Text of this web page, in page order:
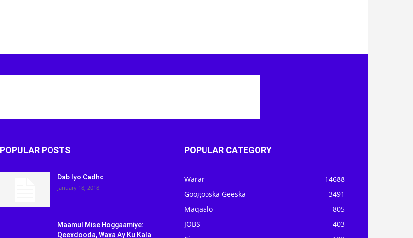
POPULAR POSTS
Dab Iyo Cadho
January 18, 2018
Maamul Mise Hoggaamiye:
Qeexdooda, Waxa Ay Ku Kala
POPULAR CATEGORY
Warar
14688
Googooska Geeska
3491
Maqaalo
805
JOBS
403